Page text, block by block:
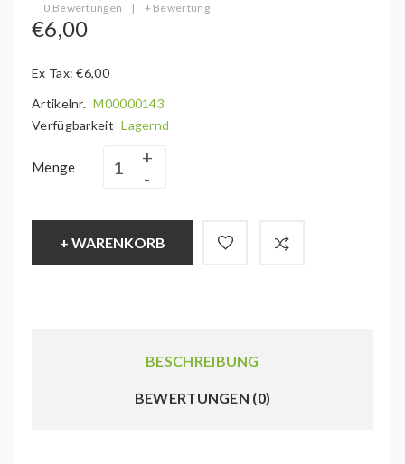
0 Bewertungen | + Bewertung
€6,00
Ex Tax: €6,00
Artikelnr. M00000143
Verfügbarkeit Lagernd
Menge
+ WARENKORB
BESCHREIBUNG
BEWERTUNGEN (0)